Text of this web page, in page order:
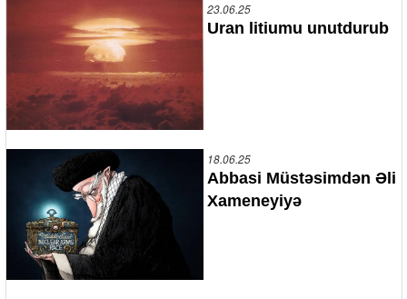
23.06.25
Uran litiumu unutdurub
18.06.25
Abbasi Müstəsimdən Əli
Xameneyiyə